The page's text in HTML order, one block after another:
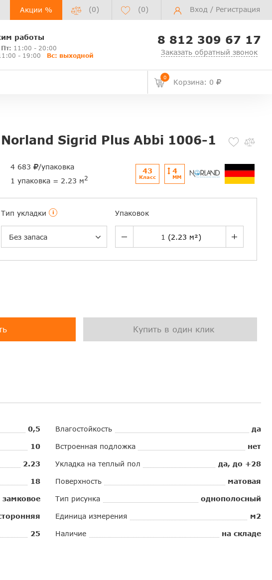
Акции % (0) (0) Вход / Регистрация
работы
11:00 - 20:00
- 19:00 Вс: выходной
8 812 309 67 17
Заказать обратный звонок
0
Корзина: 0
Norland Sigrid Plus Abbi 1006-1
4 683
/упаковка
1 упаковка = 2.23 м2
43
Класс
4
ММ
Тип укладки i
Без запаса
Упаковок
Купить в один клик
0,5
10
2.23
18
замковое
25
Влагостойкость да
Встроенная подложка нет
Укладка на теплый пол да, до +28
Поверхность матовая
Тип рисунка однополосный
Единица измерения м2
Наличие на складе